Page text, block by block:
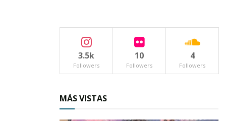
3.5k
Followers
10
Followers
4
Followers
MÁS VISTAS